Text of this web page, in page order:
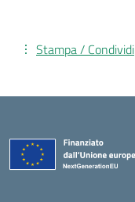
Stampa / Condividi